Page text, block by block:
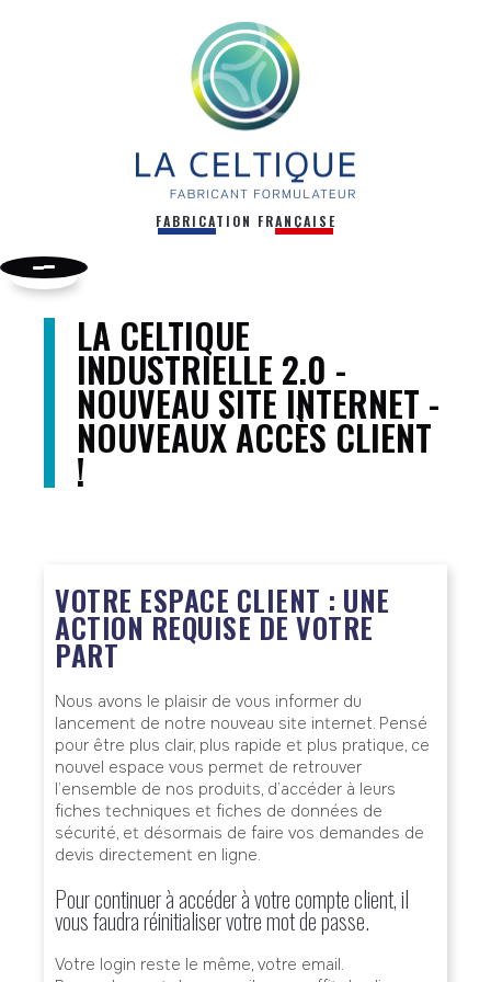
FABRICATION FRANÇAISE
LA CELTIQUE
INDUSTRIELLE 2.0 -
NOUVEAU SITE INTERNET -
NOUVEAUX ACCÈS CLIENT
!
VOTRE ESPACE CLIENT : UNE
ACTION REQUISE DE VOTRE
PART
Nous avons le plaisir de vous informer du
lancement de notre nouveau site internet. Pensé
pour être plus clair, plus rapide et plus pratique, ce
nouvel espace vous permet de retrouver
l’ensemble de nos produits, d’accéder à leurs
fiches techniques et fiches de données de
sécurité, et désormais de faire vos demandes de
devis directement en ligne.
Pour continuer à accéder à votre compte client, il
vous faudra réinitialiser votre mot de passe.
Votre login reste le même, votre email.